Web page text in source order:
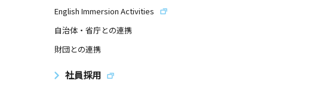
English Immersion Activities
自治体・省庁との連携
財団との連携
社員採用